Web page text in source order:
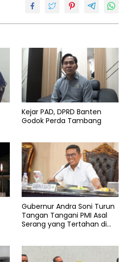
Kejar PAD, DPRD Banten
Godok Perda Tambang
Gubernur Andra Soni Turun
Tangan Tangani PMI Asal
Serang yang Tertahan di